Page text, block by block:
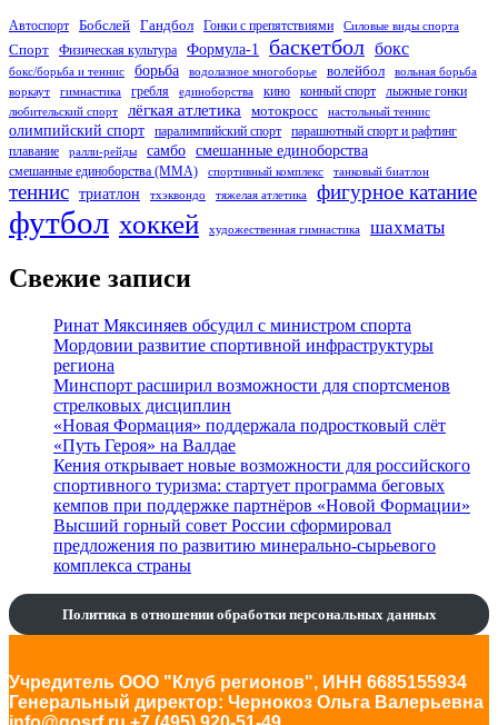
Автоспорт Бобслей Гандбол Гонки с препятствиями Силовые виды спорта
Спорт Физическая культура Формула-1 баскетбол бокс
бокс/борьба и теннис борьба водолазное многоборье волейбол
вольная борьба
воркаут
гимнастика гребля единоборства кино конный спорт лыжные гонки
любительский спорт лёгкая атлетика мотокросс настольный теннис
олимпийский спорт паралимпийский спорт
парашютный спорт и рафтинг
плавание
ралли-рейды самбо смешанные единоборства
смешанные единоборства (ММА) спортивный комплекс танковый биатлон
теннис триатлон тхэквондо тяжелая атлетика фигурное катание
футбол хоккей художественная гимнастика шахматы
Свежие записи
Ринат Мяксиняев обсудил с министром спорта
Мордовии развитие спортивной инфраструктуры
региона
Минспорт расширил возможности для спортсменов
стрелковых дисциплин
«Новая Формация» поддержала подростковый слёт
«Путь Героя» на Валдае
Кения открывает новые возможности для российского
спортивного туризма: стартует программа беговых
кемпов при поддержке партнёров «Новой Формации»
Высший горный совет России сформировал
предложения по развитию минерально-сырьевого
комплекса страны
Политика в отношении обработки персональных данных
Учредитель ООО "Клуб регионов", ИНН 6685155934
Генеральный директор: Чернокоз Ольга Валерьевна